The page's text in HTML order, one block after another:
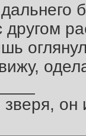
другом
он